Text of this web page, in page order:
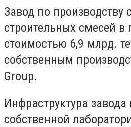
Завод по производству
строительных смесей в
стоимостью 6,9 млрд.
собственным
Group.
Инфраструктура завода
собственной